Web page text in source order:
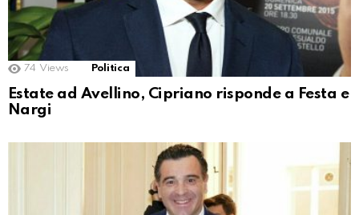
74 Views Politica
Estate ad Avellino, Cipriano risponde a Festa e
Nargi